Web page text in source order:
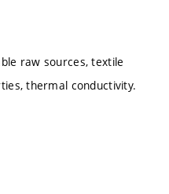
raw sources, textile
thermal conductivity.